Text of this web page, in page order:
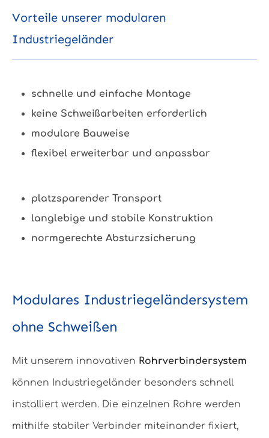
Vorteile unserer modularen
Industriegeländer
schnelle und einfache Montage
keine Schweißarbeiten erforderlich
modulare Bauweise
flexibel erweiterbar und anpassbar
platzsparender Transport
langlebige und stabile Konstruktion
normgerechte Absturzsicherung
Modulares Industriegeländersystem
ohne Schweißen
Mit unserem innovativen Rohrverbindersystem
können Industriegeländer besonders schnell
installiert werden. Die einzelnen Rohre werden
mithilfe stabiler Verbinder miteinander fixiert,